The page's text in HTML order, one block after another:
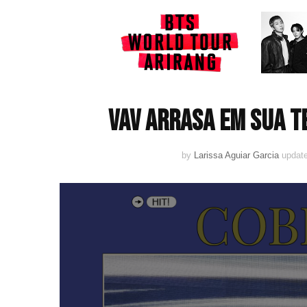
VAV arrasa em sua
by Larissa Aguiar Garcia